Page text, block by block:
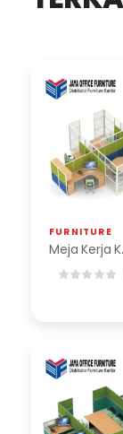
FURNITURE
Meja